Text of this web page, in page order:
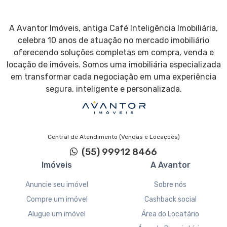
A Avantor Imóveis, antiga Café Inteligência Imobiliária,
celebra 10 anos de atuação no mercado imobiliário
oferecendo soluções completas em compra, venda e
locação de imóveis. Somos uma imobiliária especializada
em transformar cada negociação em uma experiência
segura, inteligente e personalizada.
Central de Atendimento (Vendas e Locações)
(55) 99912 8466
Imóveis
Anuncie seu imóvel
Compre um imóvel
Alugue um imóvel
A Avantor
Sobre nós
Cashback social
Área do Locatário